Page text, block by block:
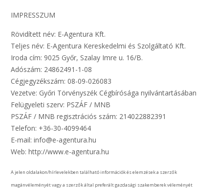
IMPRESSZUM
Rövidített név: E-Agentura Kft.
Teljes név: E-Agentura Kereskedelmi és Szolgáltató Kft.
Iroda cím: 9025 Győr, Szalay Imre u. 16/B.
Adószám: 24862491-1-08
Cégjegyzékszám: 08-09-026083
Vezetve: Győri Törvényszék Cégbírósága nyilvántartásában
Felügyeleti szerv: PSZÁF / MNB
PSZÁF / MNB regisztrációs szám: 214022882391
Telefon: +36-30-4099464
E-mail: info@e-agentura.hu
Web: http://www.e-agentura.hu
A jelen oldalakon/hírlevelekben található információk és elemzések a szerzők
magánvéleményét vagy a szerzők által preferált gazdasági szakemberek véleményét